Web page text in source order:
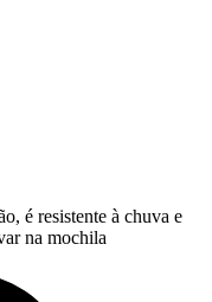
é resistente à chuva e
na mochila